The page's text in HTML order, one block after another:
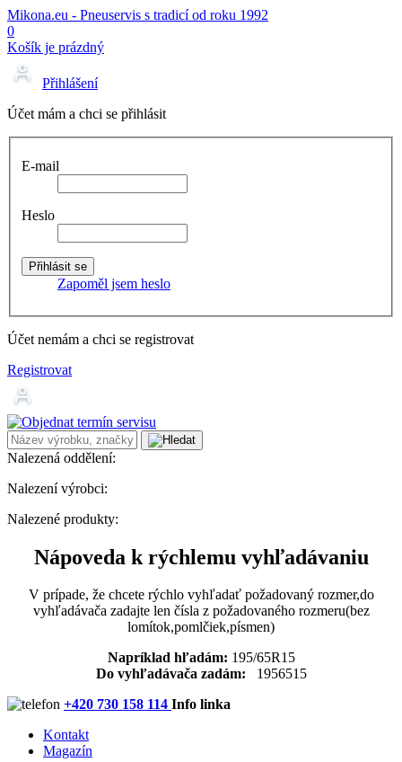
Mikona.eu - Pneuservis s tradicí od roku 1992
0
Košík je prázdný
Přihlášení
Účet mám a chci se přihlásit
E-mail
Heslo
Zapoměl jsem heslo
Účet nemám a chci se registrovat
Registrovat
Nalezená oddělení:
Nalezení výrobci:
Nalezené produkty:
Nápoveda k rýchlemu vyhľadávaniu
V prípade, že chcete rýchlo vyhľadať požadovaný rozmer,do
vyhľadávača zadajte len čísla z požadovaného rozmeru(bez
lomítok,pomlčiek,písmen)
Napríklad hľadám: 195/65R15
Do vyhľadávača zadám: 1956515
+420 730 158 114 Info linka
Kontakt
Magazín